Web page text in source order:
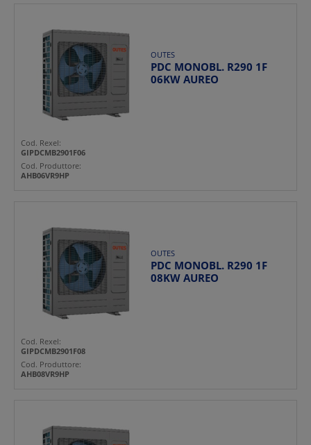
OUTES
PDC MONOBL. R290 1F
06KW AUREO
Cod. Rexel:
GIPDCMB2901F06
Cod. Produttore:
AHB06VR9HP
OUTES
PDC MONOBL. R290 1F
08KW AUREO
Cod. Rexel:
GIPDCMB2901F08
Cod. Produttore:
AHB08VR9HP